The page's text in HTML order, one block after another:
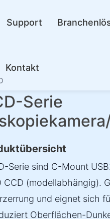
Support
Kontakt
Serie
Serie sind C-Mount
CCD (modellabhängig).
und eignet sich
Oberflächen-